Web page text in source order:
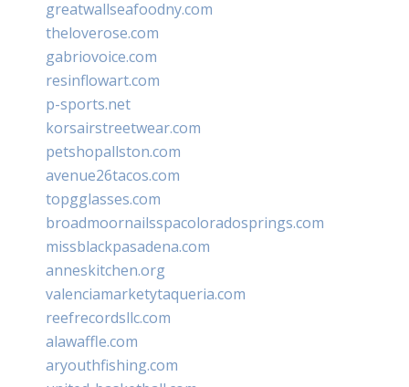
greatwallseafoodny.com
theloverose.com
gabriovoice.com
resinflowart.com
p-sports.net
korsairstreetwear.com
petshopallston.com
avenue26tacos.com
topgglasses.com
broadmoornailsspacoloradosprings.com
missblackpasadena.com
anneskitchen.org
valenciamarketytaqueria.com
reefrecordsllc.com
alawaffle.com
aryouthfishing.com